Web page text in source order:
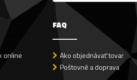
online
FAQ
Ako objednávať tovar
Poštovné a doprava